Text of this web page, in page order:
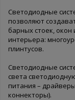
Светодиодные
позволяют
барных стоек, окон
интерьера:
плинтусов.
Светодиодные
света
питания –
коннекторы).